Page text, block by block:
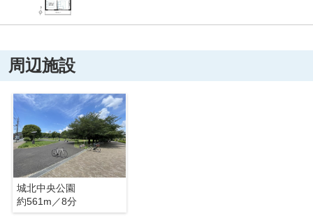
周辺施設
城北中央公園
約561m／8分